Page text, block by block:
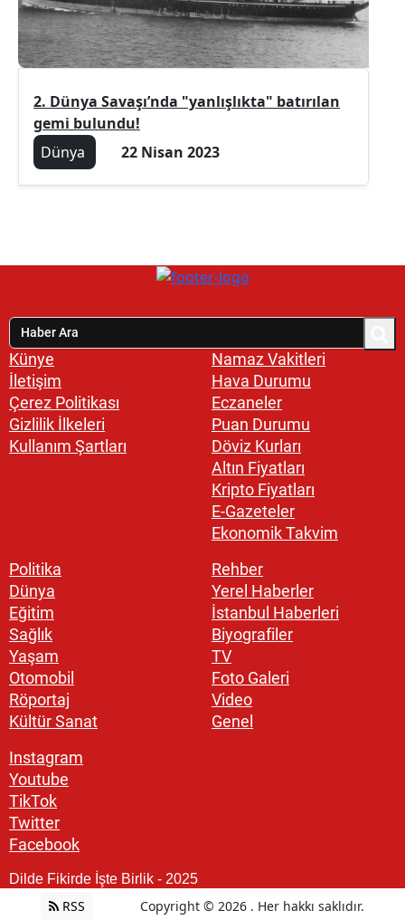
2. Dünya Savaşı’nda "yanlışlıkta" batırılan
gemi bulundu!
Dünya
22 Nisan 2023
Künye
İletişim
Çerez Politikası
Gizlilik İlkeleri
Kullanım Şartları
Namaz Vakitleri
Hava Durumu
Eczaneler
Puan Durumu
Döviz Kurları
Altın Fiyatları
Kripto Fiyatları
E-Gazeteler
Ekonomik Takvim
Politika
Dünya
Eğitim
Sağlık
Yaşam
Otomobil
Röportaj
Kültür Sanat
Rehber
Yerel Haberler
İstanbul Haberleri
Biyografiler
TV
Foto Galeri
Video
Genel
Instagram
Youtube
TikTok
Twitter
Facebook
Dilde Fikirde İşte Birlik - 2025
RSS Copyright © 2026 . Her hakkı saklıdır.